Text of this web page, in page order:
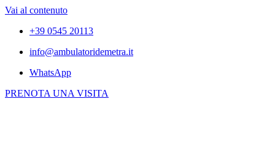
Vai al contenuto
+39 0545 20113
info@ambulatoridemetra.it
WhatsApp
PRENOTA UNA VISITA